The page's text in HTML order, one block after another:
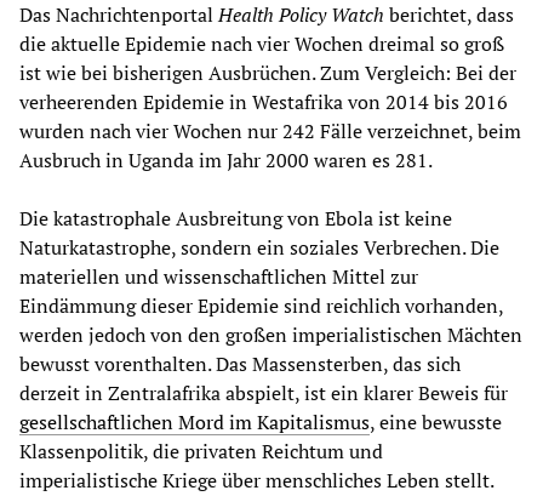
Das NachrichtenportalHealth Policy Watch berichtet, dass
die aktuelle Epidemie nach vier Wochen dreimal so groß
ist wie bei bisherigen Ausbrüchen. Zum Vergleich: Bei der
verheerenden Epidemie in Westafrika von 2014 bis 2016
wurden nach vier Wochen nur 242 Fälle verzeichnet, beim
Ausbruch in Uganda im Jahr 2000 waren es 281.
Die katastrophale Ausbreitung von Ebola ist keine
Naturkatastrophe, sondern ein soziales Verbrechen. Die
materiellen und wissenschaftlichen Mittel zur
Eindämmung dieser Epidemie sind reichlich vorhanden,
werden jedoch von den großen imperialistischen Mächten
bewusst vorenthalten. Das Massensterben, das sich
derzeit in Zentralafrika abspielt, ist ein klarer Beweis für
gesellschaftlichen Mord im Kapitalismus, eine bewusste
Klassenpolitik, die privaten Reichtum und
imperialistische Kriege über menschliches Leben stellt.